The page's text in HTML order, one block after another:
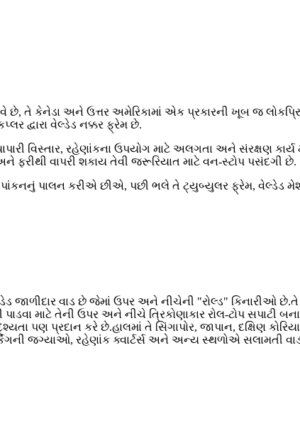
છે, તે કેનેડા અને ઉત્તર અમેરિકામાં એક પ્રકારની ખૂબ જ
દ્વારા વેલ્ડેડ નક્કર ફ્રેમ છે.
વિસ્તાર, રહેણાંકના ઉપયોગ માટે અલગતા અને સંરક્ષણ
વાપરી શકાય તેવી જરૂરિયાત માટે વન-સ્ટોપ પસંદગી છે.
પાલન કરીએ છીએ, પછી ભલે તે ટ્યુબ્યુલર ફ્રેમ, વેલ્ડેડ
જાળીદાર વાડ છે જેમાં ઉપર અને નીચેની "રોલ્ડ" કિનારીઓ
તેની ઉપર અને નીચે ત્રિકોણાકાર રોલ-ટોપ સપાટી
પણ પ્રદાન કરે છે.હાલમાં તે સિંગાપોર, જાપાન, દક્ષિણ
જગ્યાઓ, રહેણાંક ક્વાર્ટર્સ અને અન્ય સ્થળોએ સલામતી